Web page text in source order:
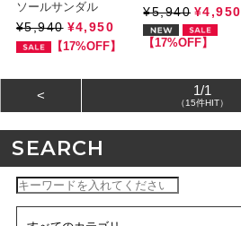
ソールサンダル
¥5,940 ¥4,950
【17%OFF】
¥5,940 ¥4,950
【17%OFF】
< 1/1
（15件HIT）
SEARCH